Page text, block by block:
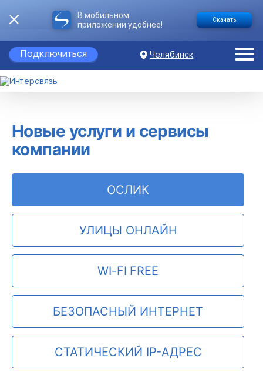
В мобильном
приложении удобнее!
Скачать
Подключиться Челябинск
Новые услуги и сервисы
компании
ОСЛИК
УЛИЦЫ ОНЛАЙН
WI-FI FREE
БЕЗОПАСНЫЙ ИНТЕРНЕТ
СТАТИЧЕСКИЙ IP-АДРЕС